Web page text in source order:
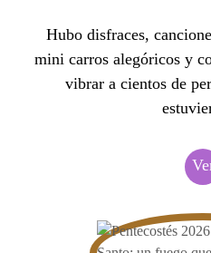
Hubo disfraces,
mini carros alegóricos y
vibrar a cientos de